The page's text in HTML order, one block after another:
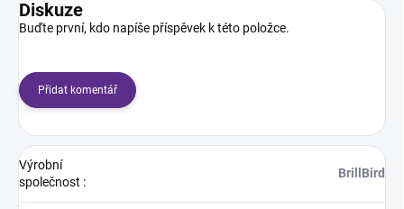
Diskuze
Buďte první, kdo napíše příspěvek k této položce.
Přidat komentář
Výrobní
společnost :
BrillBird